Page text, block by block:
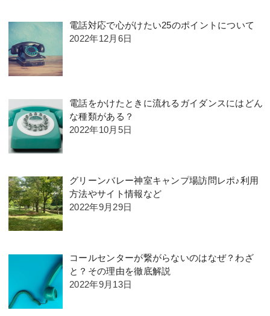
電話対応で心がけたい25のポイントについて
2022年12月6日
電話をかけたときに流れるガイダンスにはどん
な種類がある？
2022年10月5日
グリーンバレー神室キャンプ場訪問レポ♪利用
方法やサイト情報など
2022年9月29日
コールセンターが繋がらないのはなぜ？わざ
と？その理由を徹底解説
2022年9月13日